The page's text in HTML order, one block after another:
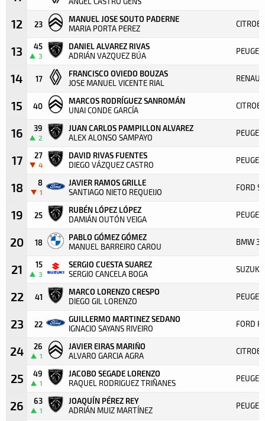
12 23
MANUEL JOSE SOUTO PADERNE
MARIA PORTA PEREZ
13 45
3
DANIEL ALVAREZ RIVAS
ADRIÁN VAZQUEZ BÚA
14 17
FRANCISCO OVIEDO BOUZAS
JOSE MANUEL VICENTE RIAL
15 40
MARCOS RODRÍGUEZ SANROMÁN
UNAI CONDE GARCÍA
16 39
2
JUAN CARLOS PAMPILLON ALVAREZ
ALEX ALONSO SAMPAYO
17 27
4
DAVID RIVAS FUENTES
DIEGO VÁZQUEZ CASTRO
18 8
1
JAVIER RAMOS GRILLE
SANTIAGO NIETO REQUEIJO FORD
19 25
RUBÉN LÓPEZ LÓPEZ
DAMIÁN OUTÓN VEIGA
20 18
PABLO GÓMEZ GÓMEZ
MANUEL BARREIRO CAROU BMW
21 15
3
SERGIO CUESTA SUAREZ
SERGIO CANCELA BOGA SUZUKI
22 41
MARCO LORENZO CRESPO
DIEGO GIL LORENZO
23 22
GUILLERMO MARTINEZ SEDANO
IGNACIO SAYANS RIVEIRO FORD
24 26
1
JAVIER EIRAS MARIÑO
ALVARO GARCIA AGRA
25 49
1
JACOBO SEGADE LORENZO
RAQUEL RODRIGUEZ TRIÑANES
26 63
1
JOAQUÍN PÉREZ REY
ADRIÁN MUIZ MARTÍNEZ